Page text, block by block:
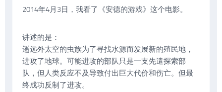
2014年4月3日，我看了《安德的游戏》这个电影。
讲述的是：
遥远外太空的虫族为了寻找水源而发展新的殖民地，
进攻了地球。可能进攻的部队只是一支先遣探索部
队，但人类反应不及导致付出巨大代价和伤亡。但最
终成功反制了进攻。